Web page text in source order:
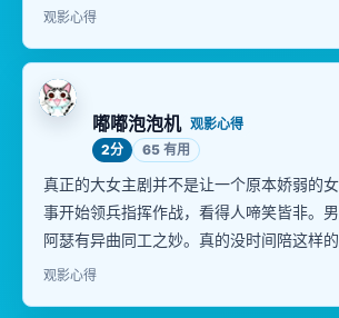
观影心得
嘟嘟泡泡机 观影心得
2分
65 有用
真正的大女主剧并不是让一个原本娇弱的
事开始领兵指挥作战，看得人啼笑皆非。
阿瑟有异曲同工之妙。真的没时间陪这样
观影心得